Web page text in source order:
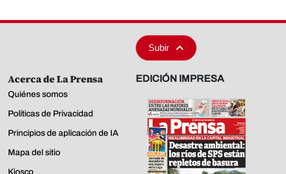
Subir
Acerca de La Prensa
Quiénes somos
Políticas de Privacidad
Principios de aplicación de IA
Mapa del sitio
Kiosco
EDICIÓN IMPRESA